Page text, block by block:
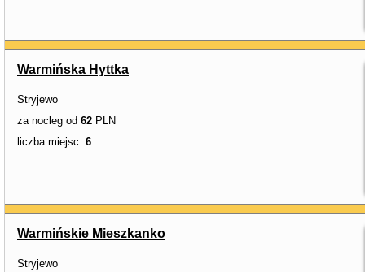
Warmińska Hyttka
Stryjewo
za nocleg od 62 PLN
liczba miejsc: 6
Warmińskie Mieszkanko
Stryjewo